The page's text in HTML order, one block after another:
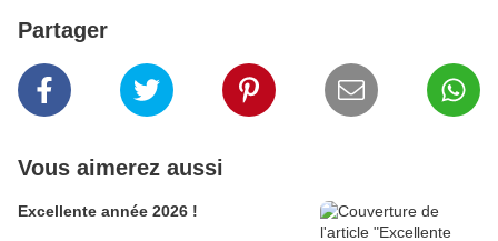
Partager
Vous aimerez aussi
Excellente année 2026 !